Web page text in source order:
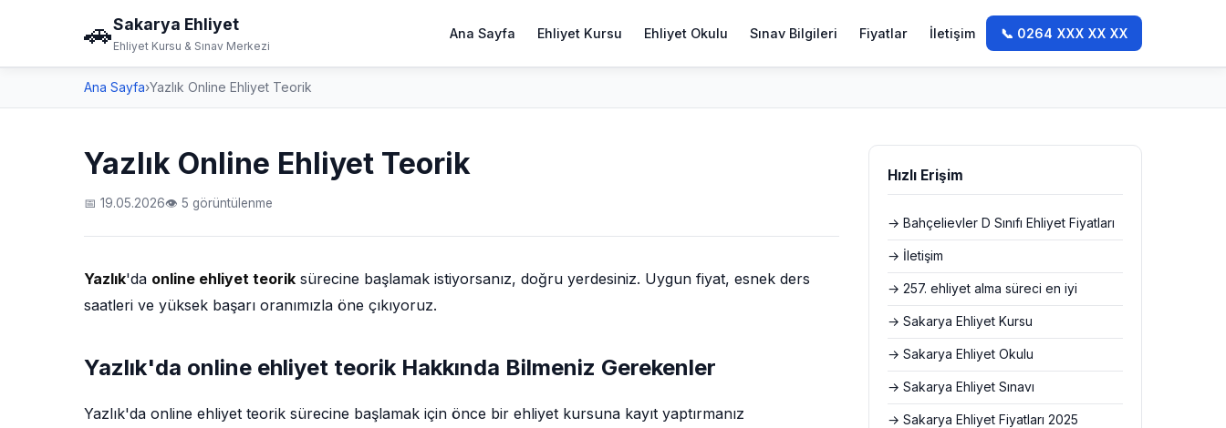
🚗Sakarya Ehliyet
Ehliyet Kursu & Sınav Merkezi
Ana Sayfa Ehliyet Kursu Ehliyet Okulu Sınav Bilgileri Fiyatlar İletişim 📞 0264 XXX XX XX
Ana Sayfa›Yazlık Online Ehliyet Teorik
Yazlık Online Ehliyet Teorik
📅 19.05.2026👁 5 görüntülenme
Yazlık'da online ehliyet teorik sürecine başlamak istiyorsanız, doğru yerdesiniz. Uygun fiyat, esnek ders
saatleri ve yüksek başarı oranımızla öne çıkıyoruz.
Yazlık'da online ehliyet teorik Hakkında Bilmeniz Gerekenler
Yazlık'da online ehliyet teorik sürecine başlamak için önce bir ehliyet kursuna kayıt yaptırmanız
Hızlı Erişim
→ Bahçelievler D Sınıfı Ehliyet Fiyatları
→ İletişim
→ 257. ehliyet alma süreci en iyi
→ Sakarya Ehliyet Kursu
→ Sakarya Ehliyet Okulu
→ Sakarya Ehliyet Sınavı
→ Sakarya Ehliyet Fiyatları 2025